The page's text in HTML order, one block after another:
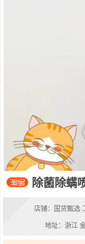
除菌除螨
店铺：国货甄选
地址：浙江